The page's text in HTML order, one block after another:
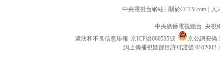
中央電視台網站 關於CCTV.com 人
中央廣播電視總台 央視
違法和不良信息舉報 京ICP證060535號
京公網安備
網上傳播視聽節目許可證號 0102002